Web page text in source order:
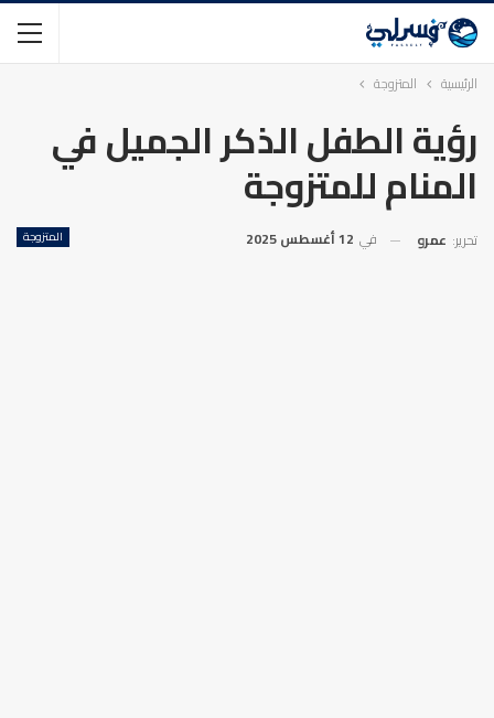
الرئيسية المتزوجة
رؤية الطفل الذكر الجميل في
المنام للمتزوجة
المتزوجة تحرير: عمرو في 12 أغسطس 2025